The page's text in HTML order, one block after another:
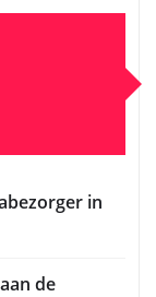
in
de